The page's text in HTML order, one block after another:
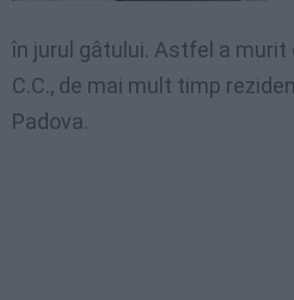
în jurul gâtului. Astfel a murit
C.C., de mai mult timp
Padova.